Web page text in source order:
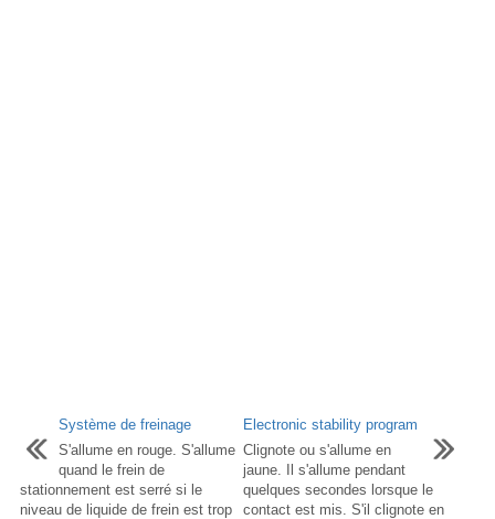
Système de freinage
S'allume en rouge. S'allume
quand le frein de
stationnement est serré si le
niveau de liquide de frein est trop
Electronic stability program
Clignote ou s'allume en
jaune. Il s'allume pendant
quelques secondes lorsque le
contact est mis. S'il clignote en